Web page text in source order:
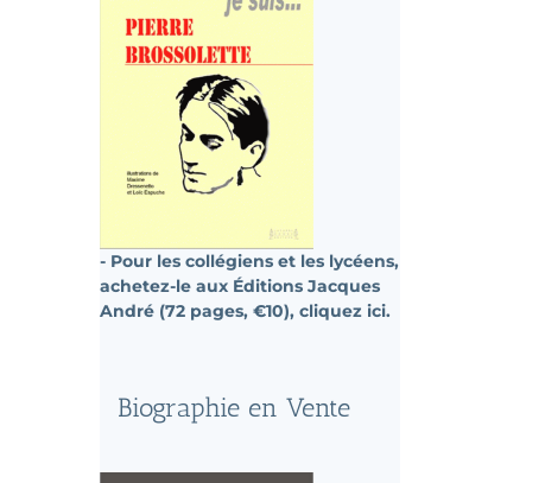
- Pour les collégiens et les lycéens,
achetez-le aux Éditions Jacques
André (72 pages, €10), cliquez ici.
Biographie en Vente